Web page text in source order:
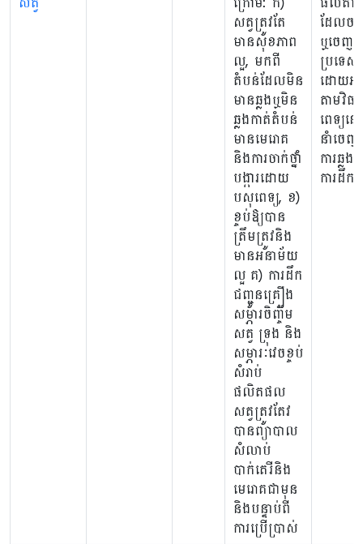
សត្វត្រូវតែ
មានសុខភាព
ល្អ, មកពី
តំបន់ដែលមិន
មានឆ្លងឬមិន
ឆ្លងកាត់តំបន់
មានមេរោគ
និងការចាក់ថ្នាំ
បង្ការដោយ
បសុពេទ្យ, ខ)
ខ្ចប់ឱ្យបាន
ត្រឹមត្រូវនិង
មានអនាម័យ
ល្អ គ) ការដឹក
ជញ្ជូនគ្រឿង
សម្ភារចិញ្ចឹម
សត្វ ទ្រុង និង
សម្ភារៈវេចខ្ចប់
សំរាប់
ផលិតផល
សត្វត្រូវតែវ
បានព្យាបាល
សំលាប់
បាក់តេរីនិង
មេរោគជាមុន
និងបន្ទាប់ពី
ការប្រើប្រាស់
ដែលចរ
ឬចេញពី
ប្រទេស
ដោយអ
តាមវិធ
ពេទ្យន
នាំចេ
ការឆ្លង
ការដឹក